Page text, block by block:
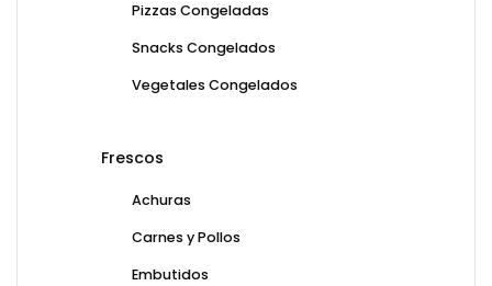
Pizzas Congeladas
Snacks Congelados
Vegetales Congelados
Frescos
Achuras
Carnes y Pollos
Embutidos